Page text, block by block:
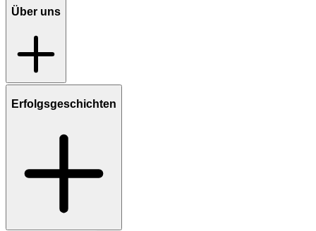
Über uns
Erfolgsgeschichten